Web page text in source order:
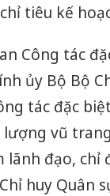
tiêu kế
Công tác
ủy Bộ Bộ
tác đặc
vũ
đạo, chỉ
huy Quân